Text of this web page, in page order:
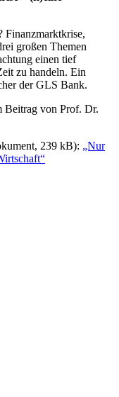
Finanzmarktkrise,
großen Themen
einen tief
zu handeln. Ein
der GLS Bank.
Beitrag von Prof. Dr.
239 kB): „Nur